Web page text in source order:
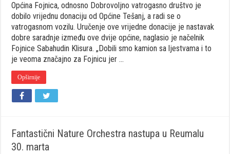
Općina Fojnica, odnosno Dobrovoljno vatrogasno društvo je
dobilo vrijednu donaciju od Općine Tešanj, a radi se o
vatrogasnom vozilu. Uručenje ove vrijedne donacije je nastavak
dobre saradnje između ove dvije općine, naglasio je načelnik
Fojnice Sabahudin Klisura. „Dobili smo kamion sa ljestvama i to
je veoma značajno za Fojnicu jer …
Opširnije
Fantastični Nature Orchestra nastupa u Reumalu
30. marta